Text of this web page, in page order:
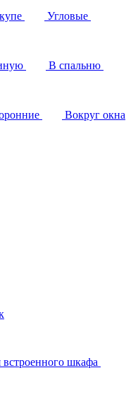
Угловые
В спальню
Вокруг окна
встроенного шкафа